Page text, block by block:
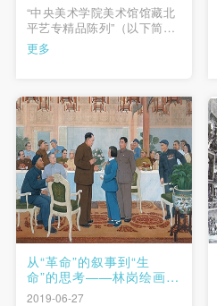
“中央美术学院美术馆馆藏北
平艺专精品陈列”（以下简
称“艺专展”）是中央美术学院
美术馆自2012年开始策划的
都取得了一定的反响，也获
得了许多肯定2。艺专展是国
内美术馆界还不太多的专题
性系列馆藏陈列， …
更多
从“革命”的叙事到“生
命”的思考——林岗绘画的
发展脉络
2019-06-27